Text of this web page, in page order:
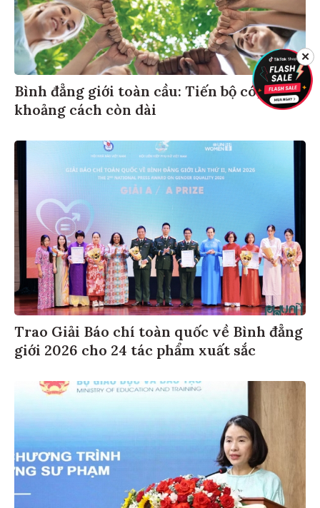
Bình đẳng giới toàn cầu: Tiến bộ có,
khoảng cách còn dài
Trao Giải Báo chí toàn quốc về Bình đẳng
giới 2026 cho 24 tác phẩm xuất sắc
✕